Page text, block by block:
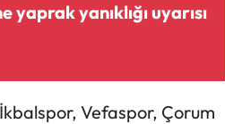
yanıklığı uyarısı
İkbalspor, Vefaspor, Çorum